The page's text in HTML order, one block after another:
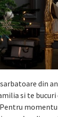
din
si te bucuri